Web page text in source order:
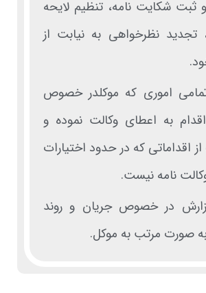
ثبت شکایت نامه، تنظیم لایحه
تجدید نظرخواهی به نیابت از
اموری که موکلدر خصوص
به اعطای وکالت نموده و
اقداماتی که در حدود اختیارات
نامه نیست.
در خصوص جریان و روند
به صورت مرتب به موکل.